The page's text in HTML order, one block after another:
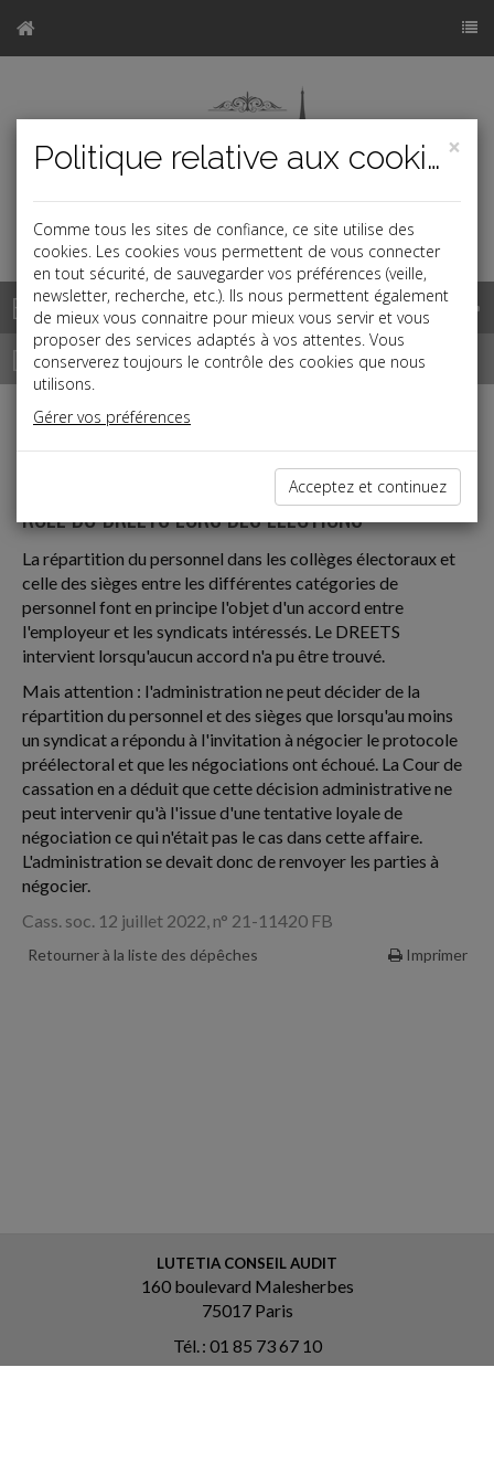
Base documentaire
Dépêches
j
Social
RÔLE DU DREETS LORS DES ÉLECTIONS
La répartition du personnel dans les collèges électoraux et
celle des sièges entre les différentes catégories de
personnel font en principe l'objet d'un accord entre
l'employeur et les syndicats intéressés. Le DREETS
intervient lorsqu'aucun accord n'a pu être trouvé.
Mais attention : l'administration ne peut décider de la
répartition du personnel et des sièges que lorsqu'au moins
un syndicat a répondu à l'invitation à négocier le protocole
préélectoral et que les négociations ont échoué. La Cour de
cassation en a déduit que cette décision administrative ne
peut intervenir qu'à l'issue d'une tentative loyale de
négociation ce qui n'était pas le cas dans cette affaire.
L'administration se devait donc de renvoyer les parties à
négocier.
Cass. soc. 12 juillet 2022, n° 21-11420 FB
Retourner à la liste des dépêches Imprimer
LUTETIA CONSEIL AUDIT
160 boulevard Malesherbes
75017 Paris
Tél. : 01 85 73 67 10
×
Politique relative aux cookies
Comme tous les sites de confiance, ce site utilise des
cookies. Les cookies vous permettent de vous connecter
en tout sécurité, de sauvegarder vos préférences (veille,
newsletter, recherche, etc.). Ils nous permettent également
de mieux vous connaitre pour mieux vous servir et vous
proposer des services adaptés à vos attentes. Vous
conserverez toujours le contrôle des cookies que nous
utilisons.
Gérer vos préférences
Acceptez et continuez